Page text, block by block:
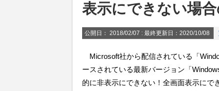
表示にできない場
公開日： 2018/02/07 : 最終更新日：2020/10/08
Microsoft社から配信されている「
ースされている最新バージョン「
的に非表示にできない！全画面表示にで